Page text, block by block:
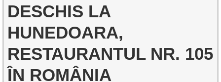
DESCHIS LA
HUNEDOARA,
RESTAURANTUL NR. 105
ÎN ROMÂNIA